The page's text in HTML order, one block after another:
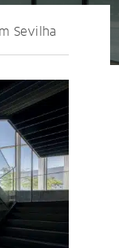
Sevilha